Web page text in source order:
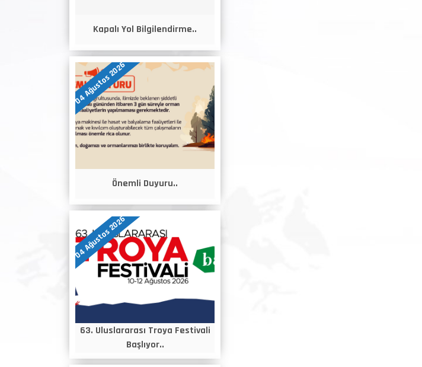
Kapalı Yol Bilgilendirme..
04 Ağustos 2026
Önemli Duyuru..
04 Ağustos 2026
63. Uluslararası Troya Festivali
Başlıyor..